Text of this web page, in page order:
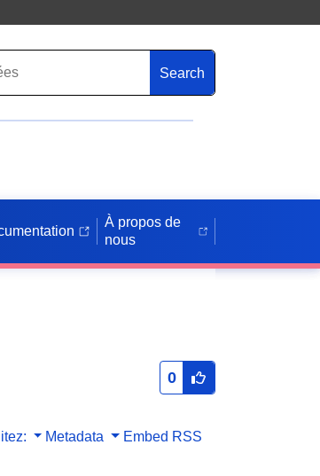
Search
À propos de
nous
0
Metadata Embed RSS